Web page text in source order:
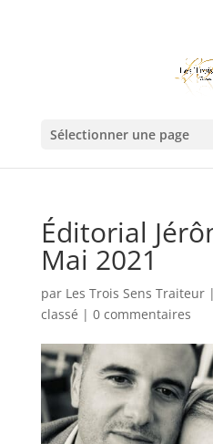
Sélectionner une page
Éditorial
Mai 2021
par Les Trois Sens Traiteur|
classé | 0 commentaires